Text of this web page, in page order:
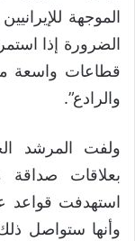
الموجهة
الضرورة إذا
قطاعات واسعة
والرادع”.
ولفت المرشد
بعلاقات
استهدفت
وأنها ستواصل